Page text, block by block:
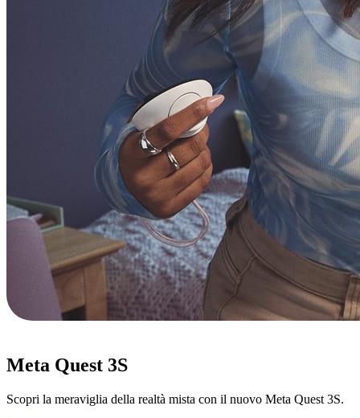
Meta Quest 3S
Scopri la meraviglia della realtà mista con il nuovo Meta Quest 3S.